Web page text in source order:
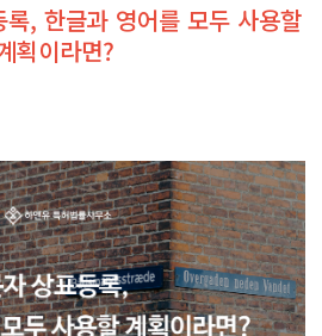
, 한글과 영어를 모두 사용할
획이라면?